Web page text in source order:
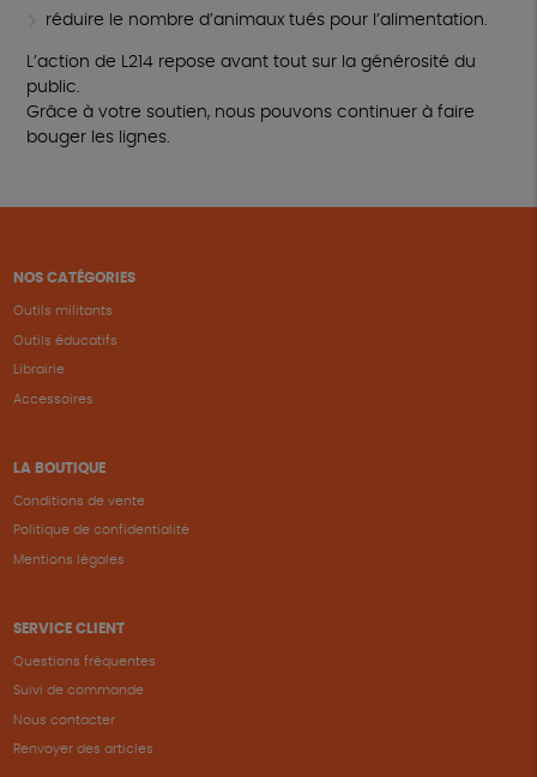
réduire le nombre d’animaux tués pour l’alimentation.
L’action de L214 repose avant tout sur la générosité du
public.
Grâce à votre soutien, nous pouvons continuer à faire
bouger les lignes.
NOS CATÉGORIES
Outils militants
Outils éducatifs
Librairie
Accessoires
LA BOUTIQUE
Conditions de vente
Politique de confidentialité
Mentions légales
SERVICE CLIENT
Questions fréquentes
Suivi de commande
Nous contacter
Renvoyer des articles